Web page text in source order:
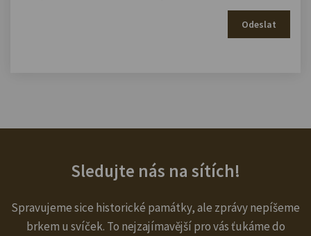
Odeslat
Sledujte nás na sítích!
Spravujeme sice historické památky, ale zprávy nepíšeme
brkem u svíček. To nejzajímavější pro vás ťukáme do